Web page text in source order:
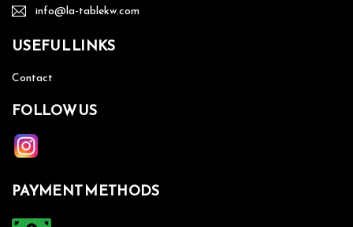
info@la-tablekw.com
USEFUL LINKS
Contact
FOLLOW US
PAYMENT METHODS